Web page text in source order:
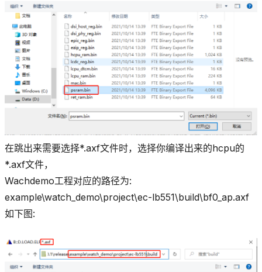
在跳出来需要选择*.axf文件时，选择你编译出来的hcpu的
*.axf文件，
Wachdemo工程对应的路径为:
example\watch_demo\project\ec-lb551\build\bf0_ap.axf
如下图: